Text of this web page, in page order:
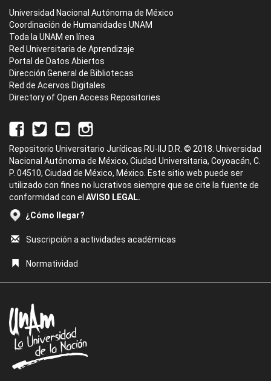
Universidad Nacional Autónoma de México
Coordinación de Humanidades UNAM
Toda la UNAM en línea
Red Universitaria de Aprendizaje
Portal de Datos Abiertos
Dirección General de Bibliotecas
Red de Acervos Digitales
Directory of Open Access Repositories
Repositorio Universitario Jurídicas RU-IIJ D.R. © 2018. Universidad
Nacional Autónoma de México, Ciudad Universitaria, Coyoacán, C.
P. 04510, Ciudad de México, México. Este sitio web puede ser
utilizado con fines no lucrativos siempre que se cite la fuente de
conformidad con el AVISO LEGAL.
¿Cómo llegar?
Suscripción a actividades académicas
Normatividad